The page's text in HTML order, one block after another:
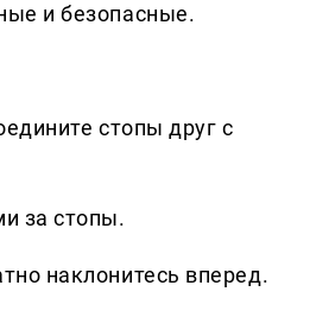
и безопасные.
стопы друг с
за стопы.
наклонитесь вперед.